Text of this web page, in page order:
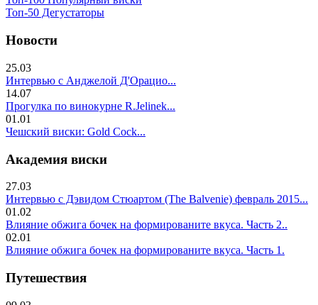
Топ-50 Дегустаторы
Новости
25.03
Интервью с Анджелой Д'Орацио...
14.07
Прогулка по винокурне R.Jelinek...
01.01
Чешский виски: Gold Cock...
Академия виски
27.03
Интервью с Дэвидом Стюартом (The Balvenie) февраль 2015...
01.02
Влияние обжига бочек на формированите вкуса. Часть 2..
02.01
Влияние обжига бочек на формированите вкуса. Часть 1.
Путешествия